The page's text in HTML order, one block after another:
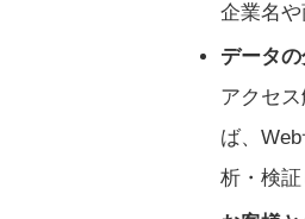
企業名
データ
アクセ
ば、
析・検